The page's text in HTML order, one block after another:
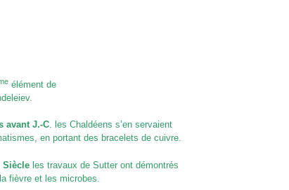
élément de
avant J.-C. les Chaldéens s’en servaient
en portant des bracelets de cuivre.
Siècle les travaux de Sutter ont démontrés
fièvre et les microbes.